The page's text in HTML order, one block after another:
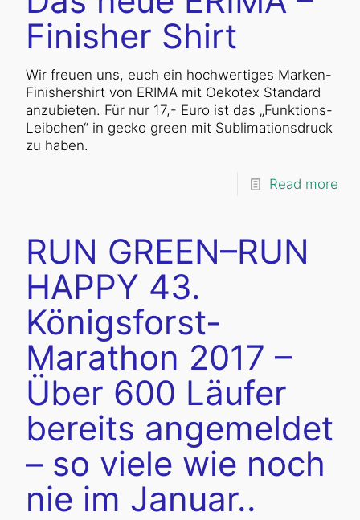
Finisher Shirt
Wir freuen uns, euch ein hochwertiges Marken-
Finishershirt von ERIMA mit Oekotex Standard
anzubieten. Für nur 17,- Euro ist das „Funktions-
Leibchen“ in gecko green mit Sublimationsdruck
zu haben.
Read more
RUN GREEN–RUN
HAPPY 43.
Königsforst-
Marathon 2017 –
Über 600 Läufer
bereits angemeldet
– so viele wie noch
nie im Januar..